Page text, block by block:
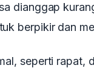
dianggap
berpikir dan
seperti rapat,